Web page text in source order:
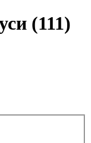
(111)